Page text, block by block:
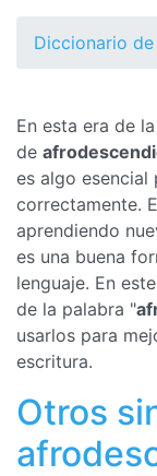
Diccionario
En esta era de
de
es algo esencial
correctamente.
aprendiendo
es una buena
lenguaje. En
de la palabra "
usarlos para
escritura.
Otros